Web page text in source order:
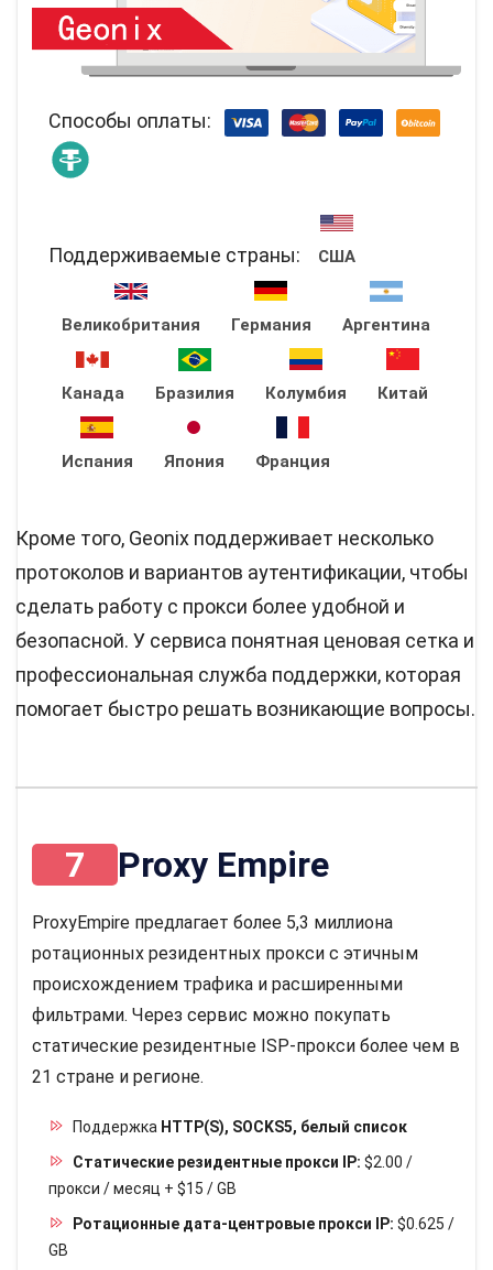
Способы оплаты:
Поддерживаемые страны: США
Великобритания Германия Аргентина
Канада Бразилия Колумбия Китай
Испания Япония Франция
Кроме того, Geonix поддерживает несколько
протоколов и вариантов аутентификации, чтобы
сделать работу с прокси более удобной и
безопасной. У сервиса понятная ценовая сетка и
профессиональная служба поддержки, которая
помогает быстро решать возникающие вопросы.
7 Proxy Empire
ProxyEmpire предлагает более 5,3 миллиона
ротационных резидентных прокси с этичным
происхождением трафика и расширенными
фильтрами. Через сервис можно покупать
статические резидентные ISP-прокси более чем в
21 стране и регионе.
Поддержка HTTP(S), SOCKS5, белый список
Статические резидентные прокси IP: $2.00 /
прокси / месяц + $15 / GB
Ротационные дата-центровые прокси IP: $0.625 /
GB